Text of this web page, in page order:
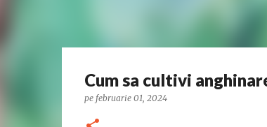
Cum sa cultivi
pe februarie 01, 2024